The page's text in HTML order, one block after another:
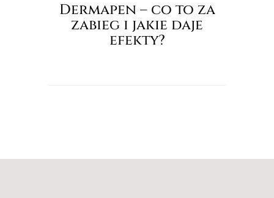
Dermapen – co to za
zabieg i jakie daje
efekty?